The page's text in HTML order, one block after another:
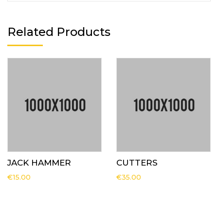
Related Products
JACK HAMMER
€15.00
CUTTERS
€35.00